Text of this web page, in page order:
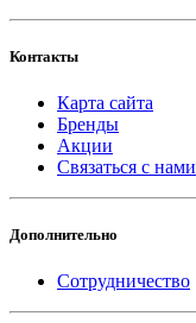
Контакты
Карта сайта
Бренды
Акции
Связаться с нами
Дополнительно
Сотрудничество